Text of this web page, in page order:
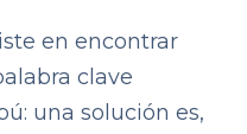
en encontrar
clave
una solución es,